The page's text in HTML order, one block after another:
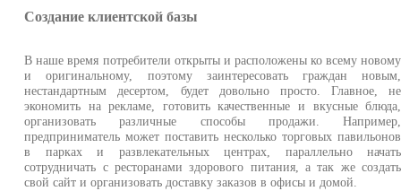
Создание клиентской базы
В наше время потребители открыты и расположены ко всему новому
и оригинальному, поэтому заинтересовать граждан новым,
нестандартным десертом, будет довольно просто. Главное, не
экономить на рекламе, готовить качественные и вкусные блюда,
организовать различные способы продажи. Например,
предприниматель может поставить несколько торговых павильонов
в парках и развлекательных центрах, параллельно начать
сотрудничать с ресторанами здорового питания, а так же создать
свой сайт и организовать доставку заказов в офисы и домой.